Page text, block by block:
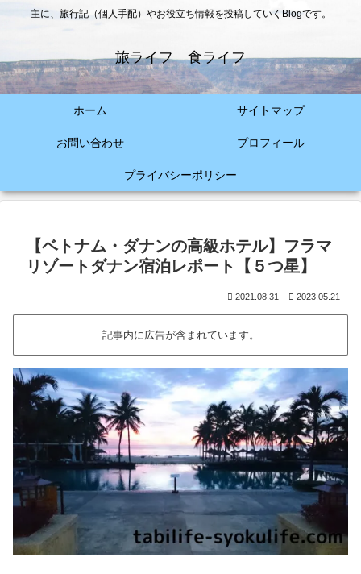
主に、旅行記（個人手配）やお役立ち情報を投稿していくBlogです。
旅ライフ 食ライフ
ホーム サイトマップ
お問い合わせ プロフィール
プライバシーポリシー
【ベトナム・ダナンの高級ホテル】フラマ
リゾートダナン宿泊レポート【５つ星】
2021.08.31 2023.05.21
記事内に広告が含まれています。